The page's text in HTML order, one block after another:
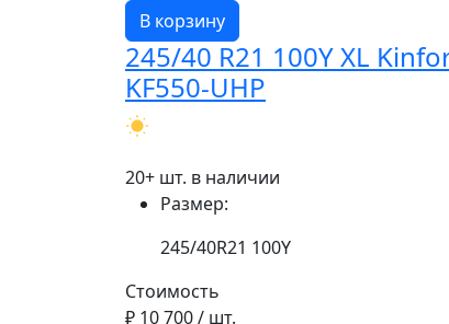
В корзину
245/40 R21 100Y XL
KF550-UHP
20+ шт. в наличии
Размер:
245/40R21 100Y
Стоимость
₽ 10 700/ шт.